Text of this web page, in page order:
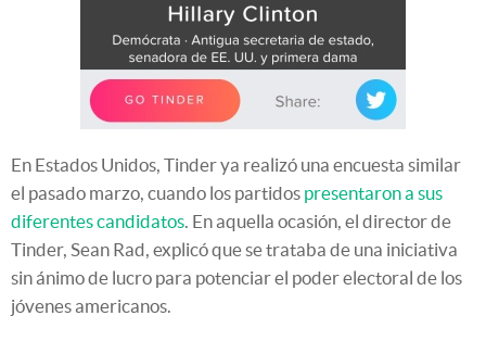
En Estados Unidos, Tinder ya realizó una encuesta similar
el pasado marzo, cuando los partidos presentaron a sus
diferentes candidatos. En aquella ocasión, el director de
Tinder, Sean Rad, explicó que se trataba de una iniciativa
sin ánimo de lucro para potenciar el poder electoral de los
jóvenes americanos.